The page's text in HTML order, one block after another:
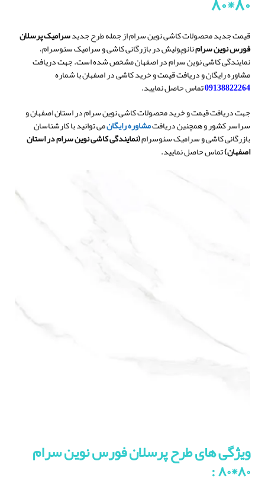
قیمت جدید محصولات کاشی نوین سرام از جمله طرح جدیدسرامیک پرسلان
فورس نوین سرامنانوپولیش در بازرگانی کاشی و سرامیک سئوسرام،
نمایندگی کاشی نوین سرام در اصفهان مشخص شده است. جهت دریافت
مشاوره رایگان و دریافت قیمت و خرید کاشی در اصفهان با شماره
09138822264تماس حاصل نمایید.
جهت دریافت قیمت و خرید محصولات کاشی نوین سرام در استان اصفهان و
سراسر کشور و همچنین دریافتمشاوره رایگانمی توانید با کارشناسان
بازرگانی کاشی و سرامیک سئوسرام(نمایندگی کاشی نوین سرام در استان
اصفهان)تماس حاصل نمایید.
ویژگی های طرح پرسلان فورس نوین سرام